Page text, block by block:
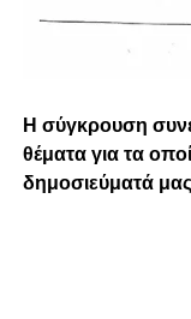
Η σύγκρουση
θέματα για τα
δημοσιεύματά